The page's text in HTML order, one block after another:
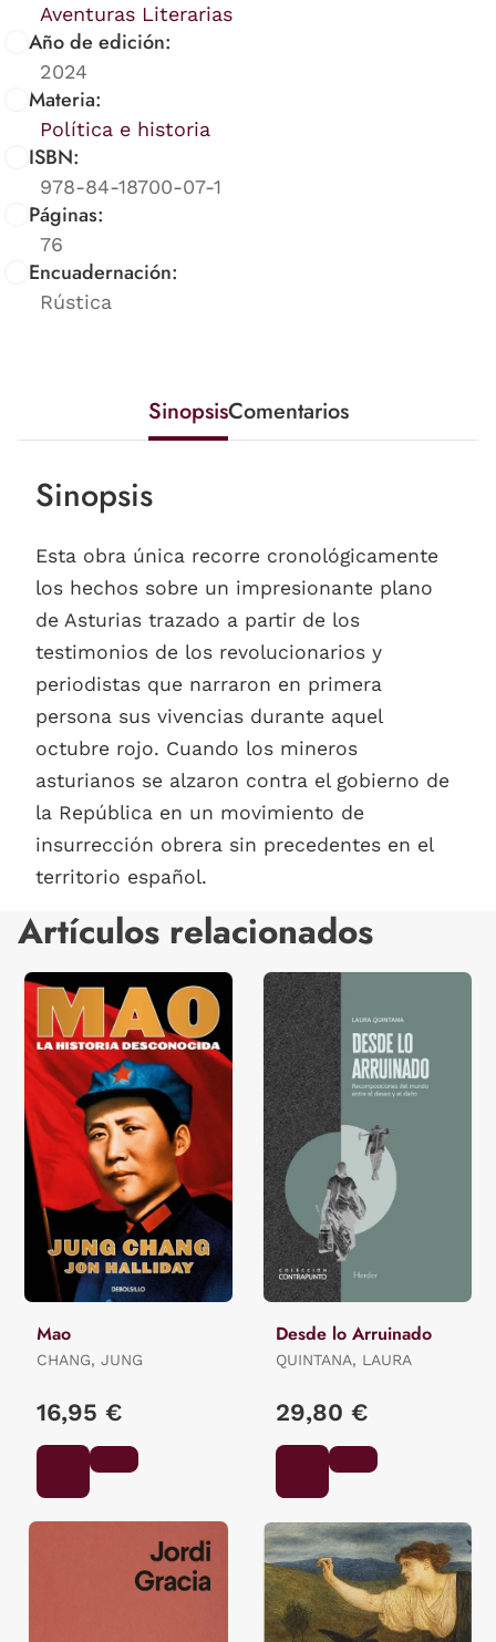
Aventuras Literarias
Año de edición:
2024
Materia:
Política e historia
ISBN:
978-84-18700-07-1
Páginas:
76
Encuadernación:
Rústica
SinopsisComentarios
Sinopsis
Esta obra única recorre cronológicamente
los hechos sobre un impresionante plano
de Asturias trazado a partir de los
testimonios de los revolucionarios y
periodistas que narraron en primera
persona sus vivencias durante aquel
octubre rojo. Cuando los mineros
asturianos se alzaron contra el gobierno de
la República en un movimiento de
insurrección obrera sin precedentes en el
territorio español.
Artículos relacionados
Mao
CHANG, JUNG
16,95 €
Desde lo Arruinado
QUINTANA, LAURA
29,80 €